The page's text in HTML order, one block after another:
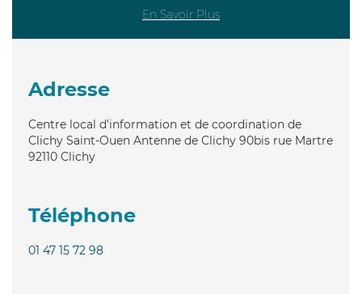
En Savoir Plus
Adresse
Centre local d'information et de coordination de
Clichy Saint-Ouen Antenne de Clichy 90bis rue Martre
92110 Clichy
Téléphone
01 47 15 72 98